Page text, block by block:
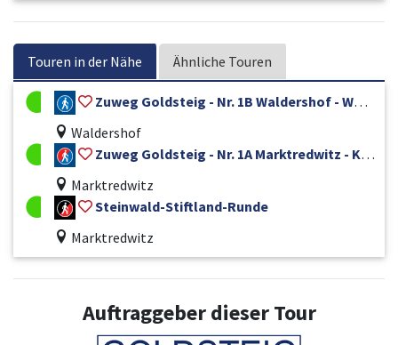
Touren in der Nähe Ähnliche Touren
Zuweg Goldsteig - Nr. 1B Waldershof - Walbenreuth
Waldershof
Zuweg Goldsteig - Nr. 1A Marktredwitz - Kappl / Waldsassen
Marktredwitz
Steinwald-Stiftland-Runde
Marktredwitz
Auftraggeber dieser Tour